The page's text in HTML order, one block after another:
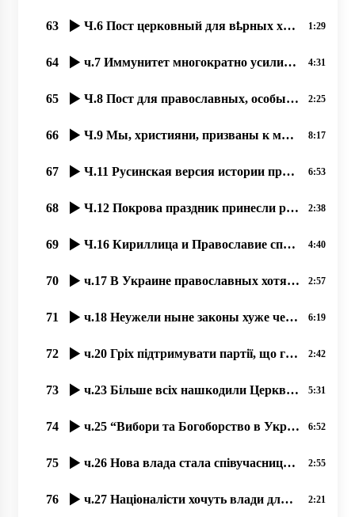
63 Ч.6 Пост церковный для вҍрных християн великое благо – и для души, и для тҍла, 24.09.2020, 1:29
64 ч.7 Иммунитет многократно усиливается при духовном образе жизни, 25.09.2020 прот. Димитрий Сидор 4:31
65 Ч.8 Пост для православных, особый подвиг, якый став любимым нашым людям. 26.09.2020, 2:25
66 Ч.9 Мы, християни, призваны к миру. 27.09.2020 прот. Димитрий Сидор 8:17
67 Ч.11 Русинская версия истории праздника “Покровы“, 02,10,2020, прот. Димитрий Сидор 6:53
68 Ч.12 Покрова праздник принесли русинам Кирилл и Мефодий. 03.10.2020, прот. Димитрий Сидор 2:38
69 Ч.16 Кириллица и Православие спасало РУСИНОВ от ассимиляции, 08.10.2020, прот. Димитрий Сидор 4:40
70 ч.17 В Украине православных хотят вогнать в резервацию бесправия, 09.10.2020, прот. Димитрий Сидор 2:57
71 ч.18 Неужели ныне законы хуже чем при большевиках؟ 11.10.2020, прот. Димитрий Сидор 6:19
72 ч.20 Гріх підтримувати партії, що готові ліквідувати УПЦ 13.10.2020, прот. Димитрий Сидор 2:42
73 ч.23 Більше всіх нашкодили Церкви українські комуністи, 28.10.2020 прот. Димитрий Сидор 5:31
74 ч.25 “Вибори та Богоборство в Україні“, 20.10.2020, прот. Димитрий Сидор 6:52
75 ч.26 Нова влада стала співучасниця і богоборчих законів Порошенка, 21.10.2020, прот. Димитрий Сидор 2:55
76 ч.27 Націоналісти хочуть влади для боротьби з Церквою, 23.10.2020 прот. Димитрий Сидор 2:21